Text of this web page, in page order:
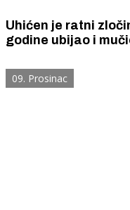
Uhićen je ratni
godine ubijao i
Vodica i Skradina.
09. Prosinac